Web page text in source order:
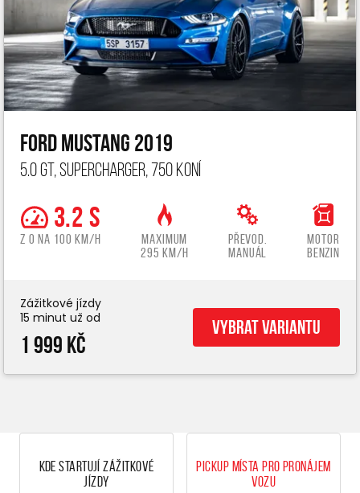
Ford Mustang 2019
5.0 GT, Supercharger, 750 koní
3.2 s
z 0 na 100 km/h
Maximum
295 km/h
Převod.
manuál
Motor
benzin
Zážitkové jízdy
15 minut už od
1 999 Kč
Vybrat variantu
Kde startují zážitkové
jízdy
Pickup místa pro pronájem
vozu